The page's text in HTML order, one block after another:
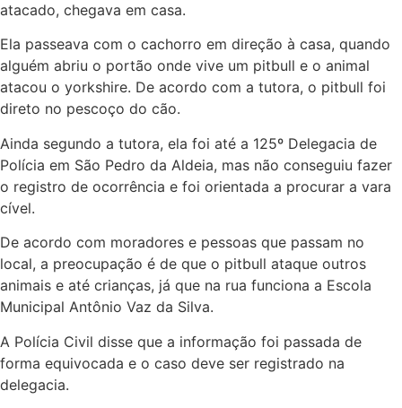
atacado, chegava em casa.
Ela passeava com o cachorro em direção à casa, quando
alguém abriu o portão onde vive um pitbull e o animal
atacou o yorkshire. De acordo com a tutora, o pitbull foi
direto no pescoço do cão.
Ainda segundo a tutora, ela foi até a 125º Delegacia de
Polícia em São Pedro da Aldeia, mas não conseguiu fazer
o registro de ocorrência e foi orientada a procurar a vara
cível.
De acordo com moradores e pessoas que passam no
local, a preocupação é de que o pitbull ataque outros
animais e até crianças, já que na rua funciona a Escola
Municipal Antônio Vaz da Silva.
A Polícia Civil disse que a informação foi passada de
forma equivocada e o caso deve ser registrado na
delegacia.